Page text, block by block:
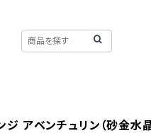
アベンチュリン（砂金水晶